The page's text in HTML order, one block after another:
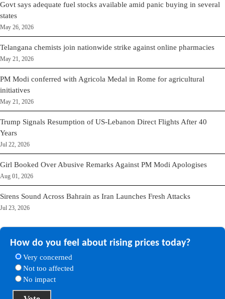
Govt says adequate fuel stocks available amid panic buying in several
states
May 26, 2026
Telangana chemists join nationwide strike against online pharmacies
May 21, 2026
PM Modi conferred with Agricola Medal in Rome for agricultural
initiatives
May 21, 2026
Trump Signals Resumption of US-Lebanon Direct Flights After 40
Years
Jul 22, 2026
Girl Booked Over Abusive Remarks Against PM Modi Apologises
Aug 01, 2026
Sirens Sound Across Bahrain as Iran Launches Fresh Attacks
Jul 23, 2026
How do you feel about rising prices today?
Very concerned
Not too affected
No impact